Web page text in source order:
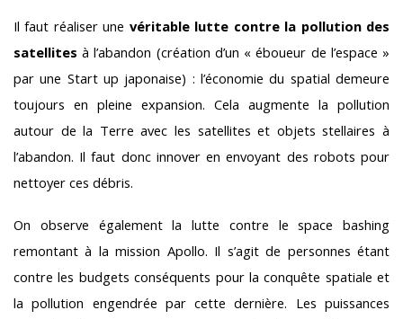
Il faut réaliser une véritable lutte contre la pollution des
satellites à l’abandon (création d’un « éboueur de l’espace »
par une Start up japonaise) : l’économie du spatial demeure
toujours en pleine expansion. Cela augmente la pollution
autour de la Terre avec les satellites et objets stellaires à
l’abandon. Il faut donc innover en envoyant des robots pour
nettoyer ces débris.
On observe également la lutte contre le space bashing
remontant à la mission Apollo. Il s’agit de personnes étant
contre les budgets conséquents pour la conquête spatiale et
la pollution engendrée par cette dernière. Les puissances